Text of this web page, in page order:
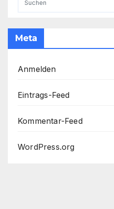
Meta
Anmelden
Eintrags-Feed
Kommentar-Feed
WordPress.org